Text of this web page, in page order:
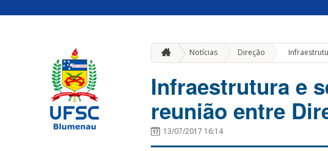
Notícias Direção »
Infraestrutura e
reunião entre
13/07/2017 16:14